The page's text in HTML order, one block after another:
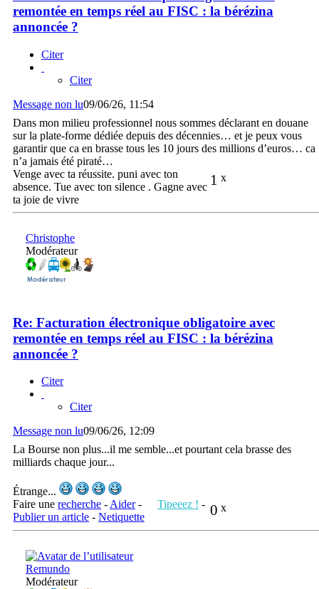
remontée en temps réel au FISC : la bérézina
annoncée ?
Citer
Citer
Message non lu09/06/26, 11:54
Dans mon milieu professionnel nous sommes déclarant en douane
sur la plate-forme dédiée depuis des décennies… et je peux vous
garantir que ca en brasse tous les 10 jours des millions d’euros… ca
n’a jamais été piraté…
1 x
Venge avec ta réussite. puni avec ton
absence. Tue avec ton silence . Gagne avec
ta joie de vivre
Christophe
Modérateur
Re: Facturation électronique obligatoire avec
remontée en temps réel au FISC : la bérézina
annoncée ?
Citer
Citer
Message non lu09/06/26, 12:09
La Bourse non plus...il me semble...et pourtant cela brasse des
milliards chaque jour...
Étrange...
0 x
Faire une recherche -Aider- Tipeeez ! -
Publier un article - Netiquette
Remundo
Modérateur